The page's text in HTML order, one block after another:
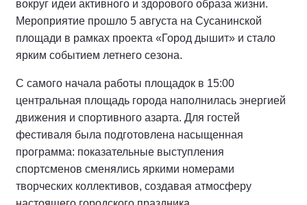
вокруг идеи активного и здорового образа жизни.
Мероприятие прошло 5 августа на Сусанинской
площади в рамках проекта «Город дышит» и стало
ярким событием летнего сезона.
С самого начала работы площадок в 15:00
центральная площадь города наполнилась энергией
движения и спортивного азарта. Для гостей
фестиваля была подготовлена насыщенная
программа: показательные выступления
спортсменов сменялись яркими номерами
творческих коллективов, создавая атмосферу